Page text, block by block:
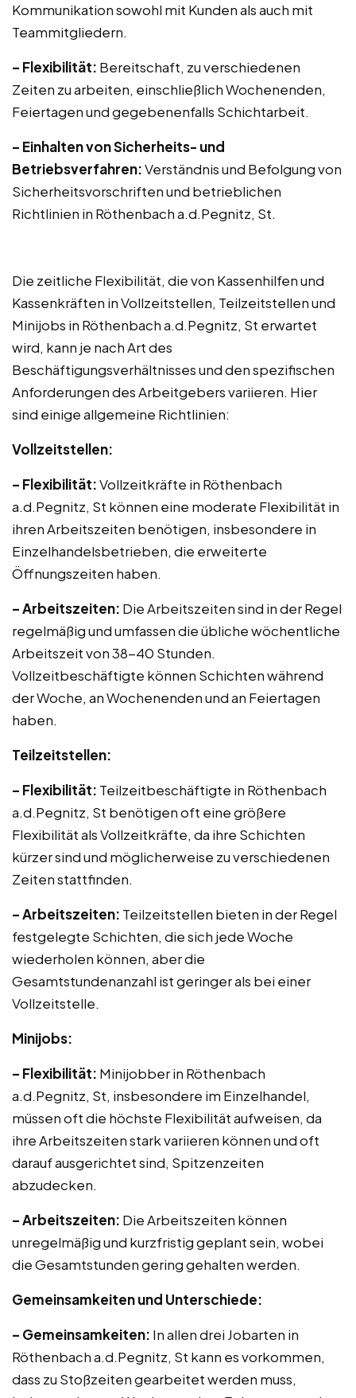
Kommunikation sowohl mit Kunden als auch mit
Teammitgliedern.
– Flexibilität: Bereitschaft, zu verschiedenen
Zeiten zu arbeiten, einschließlich Wochenenden,
Feiertagen und gegebenenfalls Schichtarbeit.
– Einhalten von Sicherheits- und
Betriebsverfahren:Verständnis und Befolgung von
Sicherheitsvorschriften und betrieblichen
Richtlinien in Röthenbach a.d.Pegnitz, St.
Die zeitliche Flexibilität, die von Kassenhilfen und
Kassenkräften in Vollzeitstellen, Teilzeitstellen und
Minijobs in Röthenbach a.d.Pegnitz, St erwartet
wird, kann je nach Art des
Beschäftigungsverhältnisses und den spezifischen
Anforderungen des Arbeitgebers variieren. Hier
sind einige allgemeine Richtlinien:
Vollzeitstellen:
– Flexibilität:Vollzeitkräfte in Röthenbach
a.d.Pegnitz, St können eine moderate Flexibilität in
ihren Arbeitszeiten benötigen, insbesondere in
Einzelhandelsbetrieben, die erweiterte
Öffnungszeiten haben.
– Arbeitszeiten: Die Arbeitszeiten sind in der Regel
regelmäßig und umfassen die übliche wöchentliche
Arbeitszeit von 38-40 Stunden.
Vollzeitbeschäftigte können Schichten während
der Woche, an Wochenenden und an Feiertagen
haben.
Teilzeitstellen:
– Flexibilität: Teilzeitbeschäftigte in Röthenbach
a.d.Pegnitz, St benötigen oft eine größere
Flexibilität als Vollzeitkräfte, da ihre Schichten
kürzer sind und möglicherweise zu verschiedenen
Zeiten stattfinden.
– Arbeitszeiten: Teilzeitstellen bieten in der Regel
festgelegte Schichten, die sich jede Woche
wiederholen können, aber die
Gesamtstundenanzahl ist geringer als bei einer
Vollzeitstelle.
Minijobs:
– Flexibilität: Minijobber in Röthenbach
a.d.Pegnitz, St, insbesondere im Einzelhandel,
müssen oft die höchste Flexibilität aufweisen, da
ihre Arbeitszeiten stark variieren können und oft
darauf ausgerichtet sind, Spitzenzeiten
abzudecken.
– Arbeitszeiten: Die Arbeitszeiten können
unregelmäßig und kurzfristig geplant sein, wobei
die Gesamtstunden gering gehalten werden.
Gemeinsamkeiten und Unterschiede:
– Gemeinsamkeiten: In allen drei Jobarten in
Röthenbach a.d.Pegnitz, St kann es vorkommen,
dass zu Stoßzeiten gearbeitet werden muss,